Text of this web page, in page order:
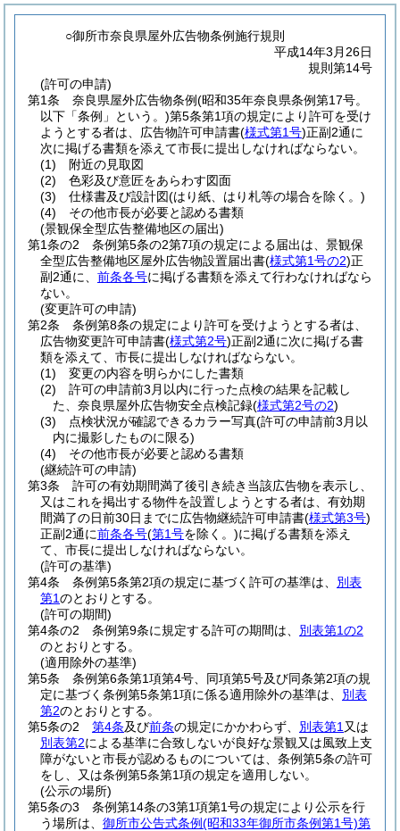
○御所市奈良県屋外広告物条例施行規則
平成14年3月26日
規則第14号
(許可の申請)
第1条
奈良県屋外広告物条例(昭和35年奈良県条例第17号。
以下「条例」という。)第5条第1項の規定により許可を受け
ようとする者は、広告物許可申請書(様式第1号)正副2通に
次に掲げる書類を添えて市長に提出しなければならない。
(1)
附近の見取図
(2)
色彩及び意匠をあらわす図面
(3)
仕様書及び設計図(はり紙、はり札等の場合を除く。)
(4)
その他市長が必要と認める書類
(景観保全型広告整備地区の届出)
第1条の2
条例第5条の2第7項の規定による届出は、景観保
全型広告整備地区屋外広告物設置届出書(様式第1号の2)正
副2通に、 前条各号に掲げる書類を添えて行わなければなら
ない。
(変更許可の申請)
第2条
条例第8条の規定により許可を受けようとする者は、
広告物変更許可申請書(様式第2号)正副2通に次に掲げる書
類を添えて、市長に提出しなければならない。
(1)
変更の内容を明らかにした書類
(2)
許可の申請前3月以内に行った点検の結果を記載し
た、奈良県屋外広告物安全点検記録(様式第2号の2)
(3)
点検状況が確認できるカラー写真(許可の申請前3月以
内に撮影したものに限る)
(4)
その他市長が必要と認める書類
(継続許可の申請)
第3条
許可の有効期間満了後引き続き当該広告物を表示し、
又はこれを掲出する物件を設置しようとする者は、有効期
間満了の日前30日までに広告物継続許可申請書(様式第3号)
正副2通に前条各号(第1号を除く。)に掲げる書類を添え
て、市長に提出しなければならない。
(許可の基準)
第4条
条例第5条第2項の規定に基づく許可の基準は、 別表
第1のとおりとする。
(許可の期間)
第4条の2
条例第9条に規定する許可の期間は、 別表第1の2
のとおりとする。
(適用除外の基準)
第5条
条例第6条第1項第4号、同項第5号及び同条第2項の規
定に基づく条例第5条第1項に係る適用除外の基準は、 別表
第2のとおりとする。
第5条の2
第4条及び前条の規定にかかわらず、 別表第1 又は
別表第2による基準に合致しないが良好な景観又は風致上支
障がないと市長が認めるものについては、条例第5条の許可
をし、又は条例第5条第1項の規定を適用しない。
(公示の場所)
第5条の3
条例第14条の3第1項第1号の規定により公示を行
う場所は、 御所市公告式条例(昭和33年御所市条例第1号)第